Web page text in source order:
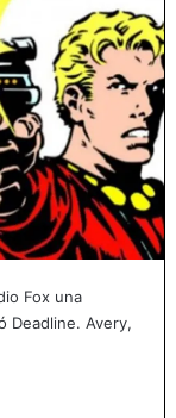
Fox una
Deadline. Avery,